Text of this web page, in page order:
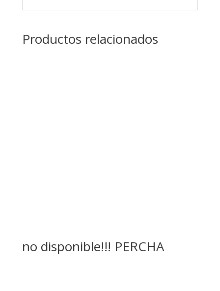
Productos relacionados
no disponible!!! PERCHA